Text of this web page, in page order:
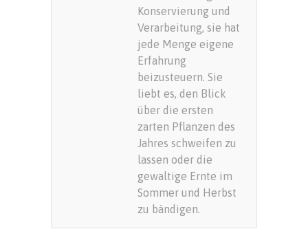
Konservierung und
Verarbeitung, sie hat
jede Menge eigene
Erfahrung
beizusteuern. Sie
liebt es, den Blick
über die ersten
zarten Pflanzen des
Jahres schweifen zu
lassen oder die
gewaltige Ernte im
Sommer und Herbst
zu bändigen.